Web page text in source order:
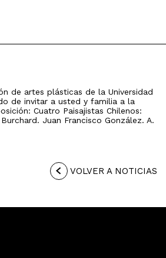
de artes plásticas de la Universidad
de invitar a usted y familia a la
Cuatro Paisajistas Chilenos:
Juan Francisco González. A.
VOLVER A NOTICIAS